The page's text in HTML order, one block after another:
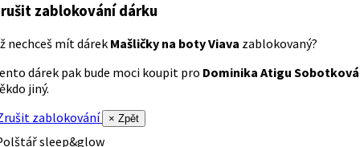
zablokování dárku
nechceš mít dárek Mašličky na boty Viava zablokovaný?
dárek pak bude moci koupit pro Dominika Atigu Sobotková
jiný.
zablokování
× Zpět